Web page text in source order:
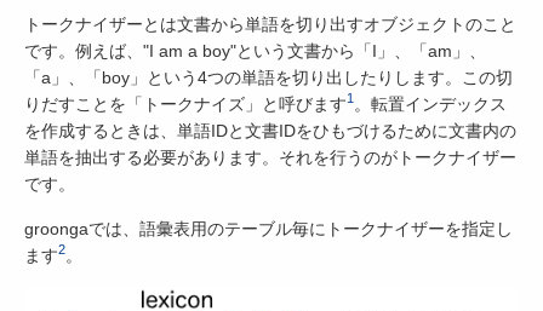
トークナイザーとは文書から単語を切り出すオブジェクトのこと
です。例えば、"I am a boy"という文書から「I」、「am」、
「a」、「boy」という4つの単語を切り出したりします。この切
りだすことを「トークナイズ」と呼びます1。転置インデックス
を作成するときは、単語IDと文書IDをひもづけるために文書内の
単語を抽出する必要があります。それを行うのがトークナイザー
です。
groongaでは、語彙表用のテーブル毎にトークナイザーを指定し
ます2。